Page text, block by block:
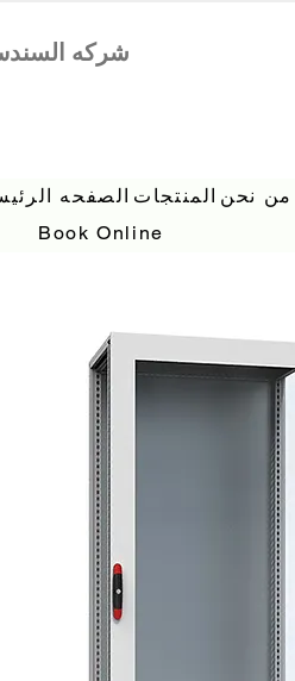
الصفحه المنتجات من نحن
Book Online